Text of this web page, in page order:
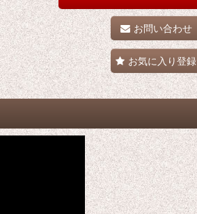
お問い合わせ
お気に入り登録